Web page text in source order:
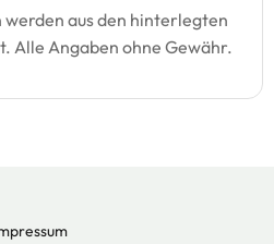
werden aus den hinterlegten
Alle Angaben ohne Gewähr.